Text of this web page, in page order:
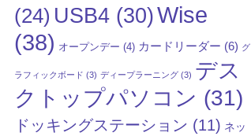
(24) USB4 (30)Wise
(38) オープンデー (4) カードリーダー (6) グ
ラフィックボード (3) ディープラーニング (3) デス
クトップパソコン (31)
ドッキングステーション (11) ネッ